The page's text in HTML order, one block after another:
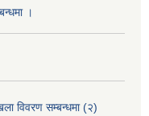
।
विवरण सम्बन्धमा (२)